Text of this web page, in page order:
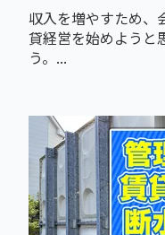
収入を増やすため、
貸経営を始めようと
う。...